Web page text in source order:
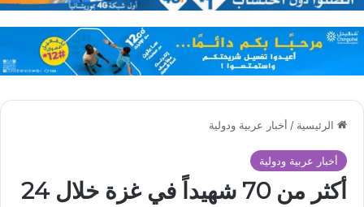
الرئيسية / أخبار عربية ودولية
أخبار عربية ودولية
أكثر من 70 شهيداً في غزة خلال 24